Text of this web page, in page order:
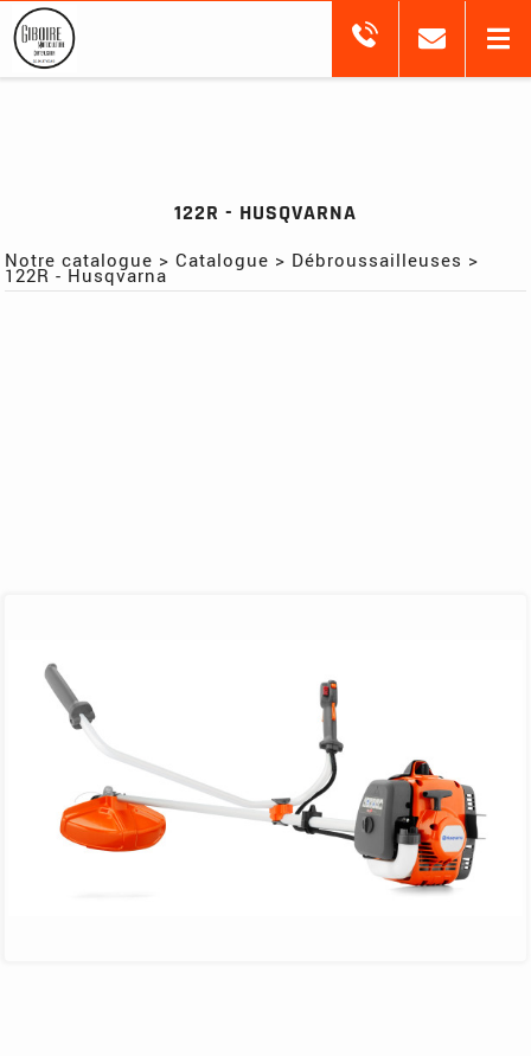
122R - HUSQVARNA
Notre catalogue >Catalogue > Débroussailleuses >
122R - Husqvarna